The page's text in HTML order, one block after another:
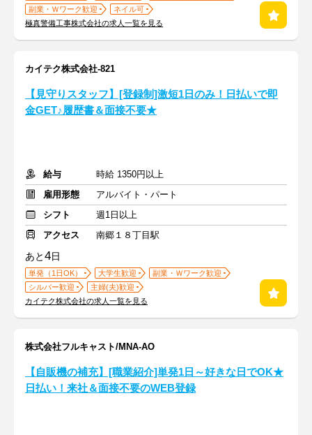
副業・Ｗワーク歓迎
ネイル可
極真警備工事株式会社の求人一覧を見る
カイテク株式会社-821
【見守りスタッフ】[登録制]激短1日のみ！日払いで即
金GET♪履歴書＆面接不要★
給与
時給 1350円以上
雇用形態
アルバイト・パート
シフト
週1日以上
アクセス
南郷１８丁目駅
あと4日
単発（1日OK） 大学生歓迎
副業・Ｗワーク歓迎
シルバー歓迎
主婦(夫)歓迎
カイテク株式会社の求人一覧を見る
株式会社フルキャスト/MNA-AO
【自販機の補充】[職業紹介]単発1日～好きな日でOK★
日払い！来社＆面接不要のWEB登録